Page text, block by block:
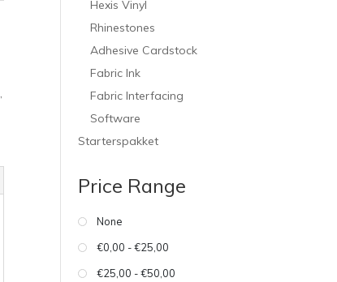
,
Hexis Vinyl
Rhinestones
Adhesive Cardstock
Fabric Ink
Fabric Interfacing
Software
Starterspakket
Price Range
None
€0,00 - €25,00
€25,00 - €50,00